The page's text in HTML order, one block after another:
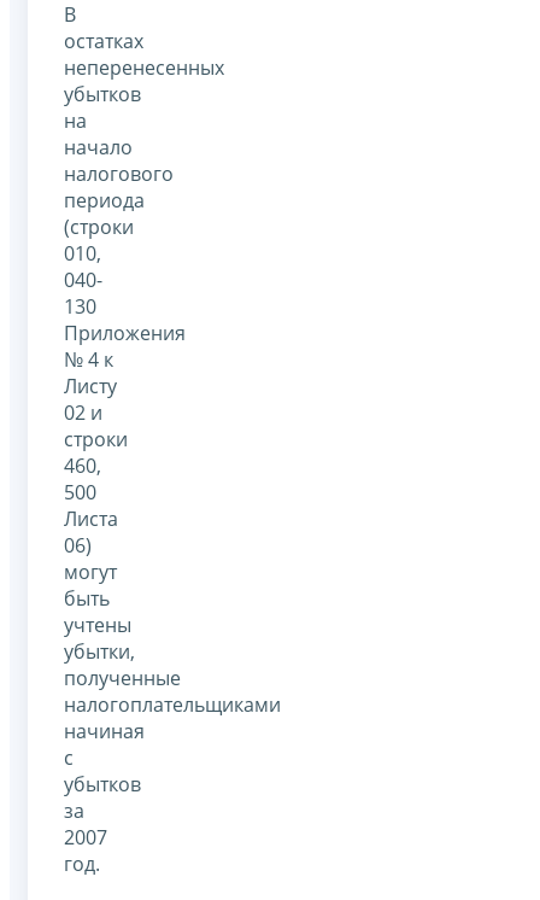
В
остатках
неперенесенных
убытков
на
начало
налогового
периода
(строки
010,
040-
130
Приложения
№ 4 к
Листу
02 и
строки
460,
500
Листа
06)
могут
быть
учтены
убытки,
полученные
налогоплательщиками
начиная
с
убытков
за
2007
год.